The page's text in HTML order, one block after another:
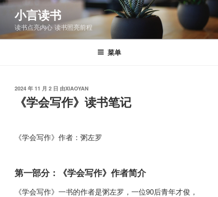
跳
容
小言读书
读书点亮内心 读书照亮前程
菜单
发
2024 年 11 月 2 日 由XIAOYAN
《学会写作》读书笔记
《学会写作》作者：粥左罗
第一部分：《学会写作》作者简介
《学会写作》一书的作者是粥左罗，一位90后青年才俊，